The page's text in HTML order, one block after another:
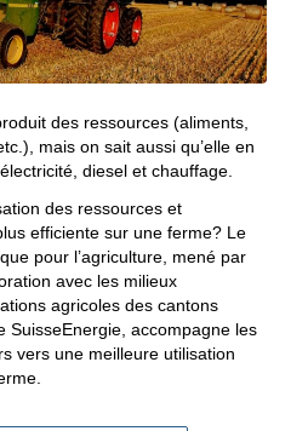
des ressources (aliments,
mais on sait aussi qu’elle en
diesel et chauffage.
des ressources et
efficiente sur une ferme? Le
pour l’agriculture, mené par
avec les milieux
agricoles des cantons
SuisseEnergie, accompagne les
vers une meilleure utilisation